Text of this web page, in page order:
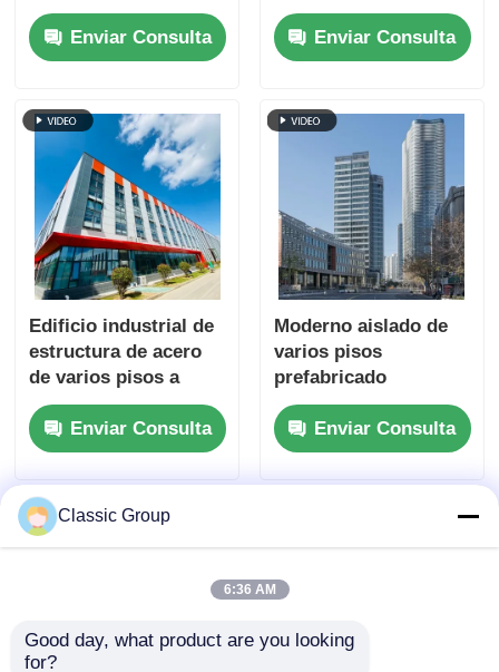
de datos estructural
Impermeabilización
contra incendios
Enviar Consulta
de varios pisos
resistentes al fuego
Fabricación
Enviar Consulta
Edificio industrial de
estructura de acero
de varios pisos a
prueba de intemperie
personalizado
Enviar Consulta
Moderno aislado de
varios pisos
prefabricado
industrial cobertizo
estructura de acero
edificio comercial
Enviar Consulta
Classic Group
6:36 AM
Good day, what product are you looking
for?